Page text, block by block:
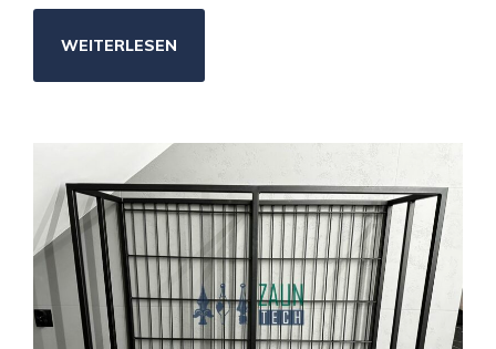
WEITERLESEN